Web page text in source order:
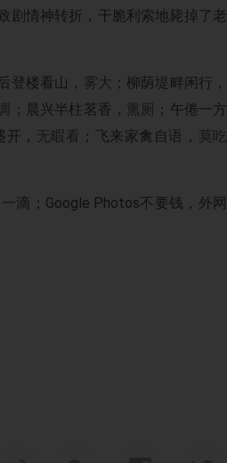
剧情神转折，干脆利索地毙掉了老
登楼看山， 雾大 ；柳荫堤畔闲行，
；晨兴半柱茗香， 熏厕
；午倦一方
， 无暇看 ；飞来家禽自语， 莫吃
滴；Google Photos不要钱，外网